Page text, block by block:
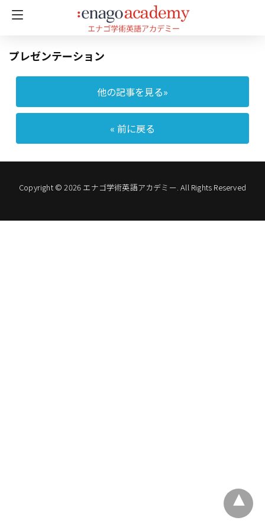
プレゼンテーション
他の記事を見る»
« 前に戻る
Copyright © 2026 エナゴ学術英語アカデミー. All Rights Reserved